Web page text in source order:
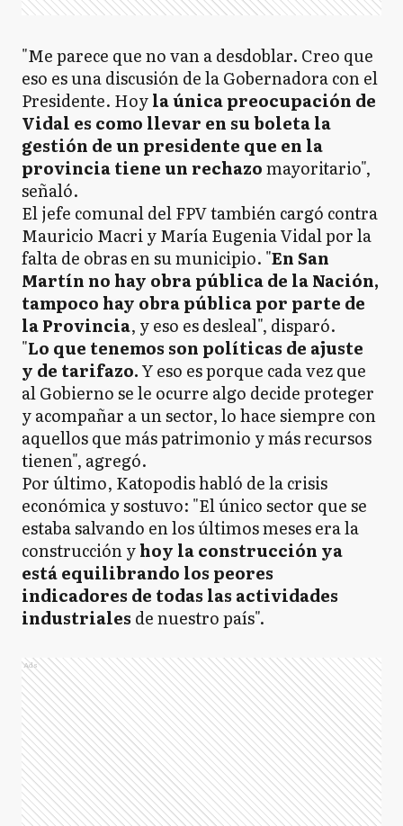
"Me parece que no van a desdoblar. Creo que
eso es una discusión de la Gobernadora con el
Presidente. Hoyla única preocupación de
Vidal es como llevar en su boleta la
gestión de un presidente que en la
provincia tiene un rechazomayoritario",
señaló.
El jefe comunal del FPV también cargó contra
Mauricio Macri y María Eugenia Vidal por la
falta de obras en su municipio. "En San
Martín no hay obra pública de la Nación,
tampoco hay obra pública por parte de
la Provincia, y eso es desleal", disparó.
"Lo que tenemos son políticas de ajuste
y de tarifazo.Y eso es porque cada vez que
al Gobierno se le ocurre algo decide proteger
y acompañar a un sector, lo hace siempre con
aquellos que más patrimonio y más recursos
tienen", agregó.
Por último, Katopodis habló de la crisis
económica y sostuvo: "El único sector que se
estaba salvando en los últimos meses era la
construcción yhoy la construcción ya
está equilibrando los peores
indicadores de todas las actividades
industriales de nuestro país".
Ads